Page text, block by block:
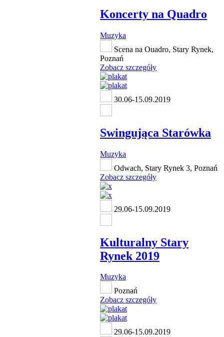
Koncerty na Quadro
Muzyka
Scena na Ouadro, Stary Rynek,
Poznań
Zobacz szczegóły
30.06-15.09.2019
Swingująca Starówka
Muzyka
Odwach, Stary Rynek 3, Poznań
Zobacz szczegóły
29.06-15.09.2019
Kulturalny Stary
Rynek 2019
Muzyka
Poznań
Zobacz szczegóły
29.06-15.09.2019